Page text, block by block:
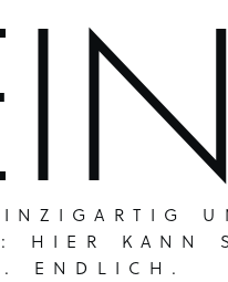
HIER
ENDLICH.